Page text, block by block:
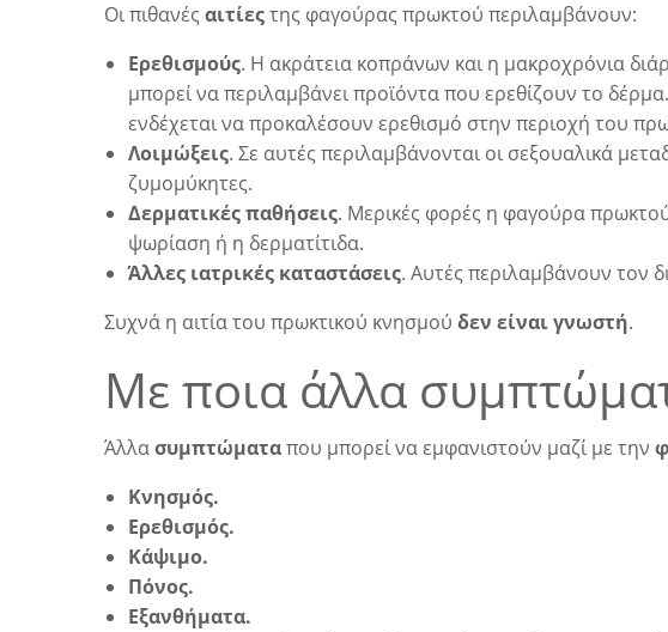
Οι πιθανές αιτίεςτης φαγούρας πρωκτού περιλαμβάνουν:
Ερεθισμούς. Η ακράτεια κοπράνων και η μακροχρόνια
μπορεί να περιλαμβάνει προϊόντα που ερεθίζουν το
ενδέχεται να προκαλέσουν ερεθισμό στην περιοχή του
Λοιμώξεις. Σε αυτές περιλαμβάνονται οι σεξουαλικά
ζυμομύκητες.
Δερματικές παθήσεις. Μερικές φορές η φαγούρα
ψωρίαση ή η δερματίτιδα.
Άλλες ιατρικές καταστάσεις. Αυτές περιλαμβάνουν τον
Συχνά η αιτία του πρωκτικού κνησμού δεν είναι γνωστή.
Με ποια άλλα
Άλλασυμπτώματαπου μπορεί να εμφανιστούν μαζί με την
Κνησμός.
Ερεθισμός.
Κάψιμο.
Πόνος.
Εξανθήματα.